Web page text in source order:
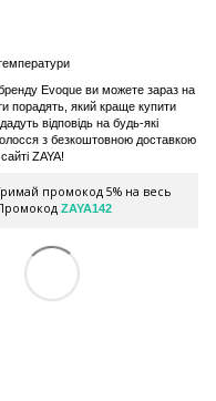
Evoque ви можете зараз на
порадять, який краще купити
відповідь на будь-які
з безкоштовною доставкою
ZAYA!
промокод 5% на весь
ZAYA142